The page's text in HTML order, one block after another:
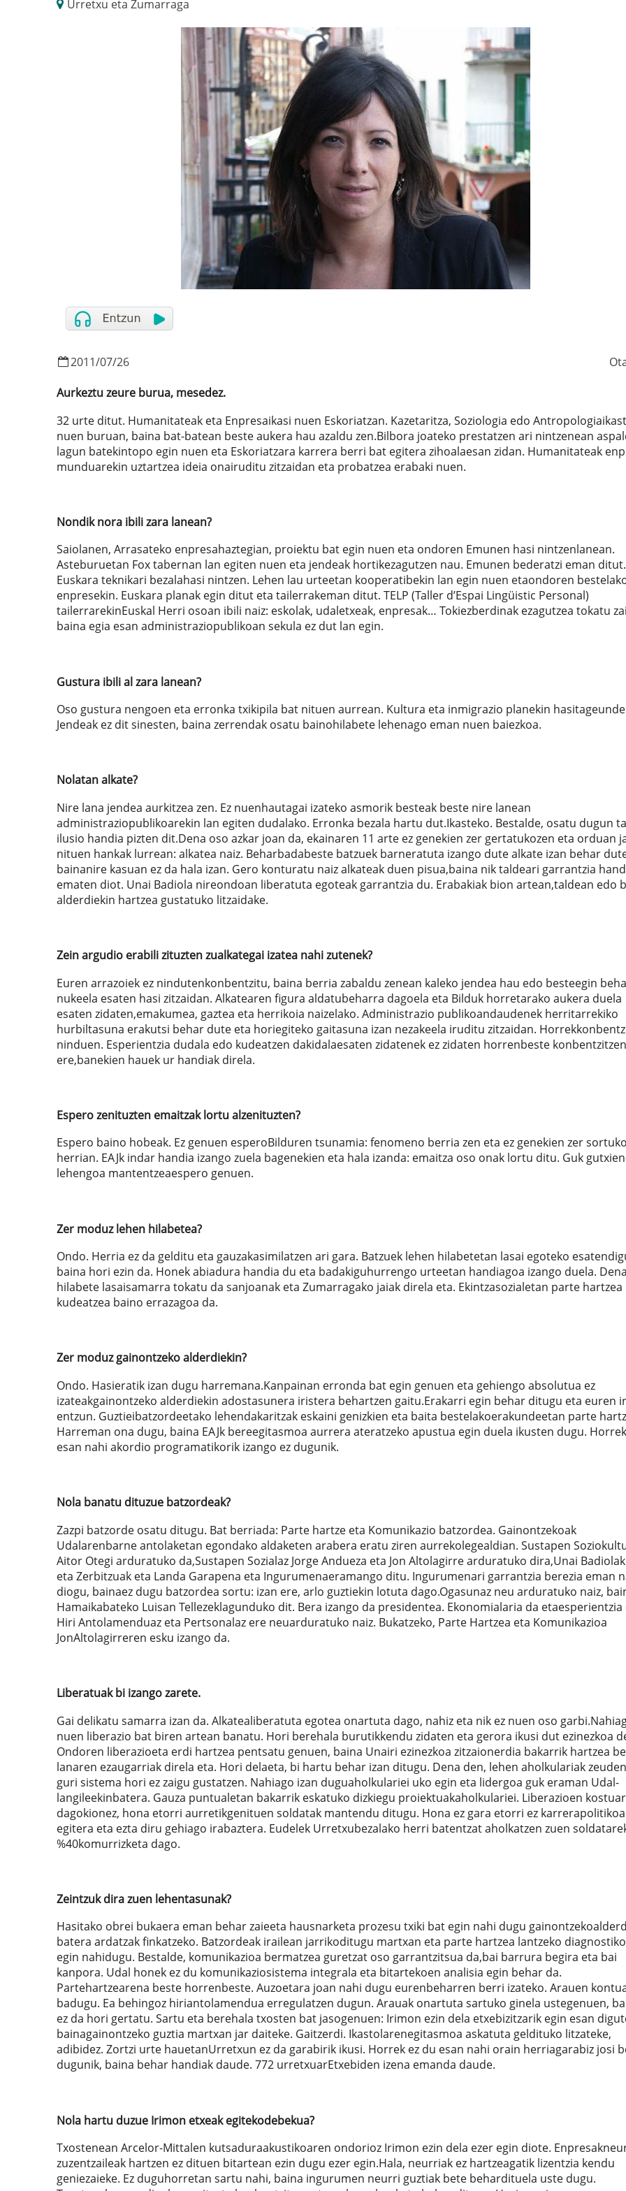
Urretxu eta Zumarraga
2011/07/26
Aurkeztu zeure burua, mesedez.
32 urte ditut. Humanitateak eta Enpresaikasi nuen Eskoriatzan. Kazetaritza, Soziologia edo
nuen buruan, baina bat-batean beste aukera hau azaldu zen.Bilbora joateko prestatzen ari nintzenean
lagun batekintopo egin nuen eta Eskoriatzara karrera berri bat egitera zihoalaesan zidan. Humanitateak
munduarekin uztartzea ideia onairuditu zitzaidan eta probatzea erabaki nuen.
Nondik nora ibili zara lanean?
Saiolanen, Arrasateko enpresahaztegian, proiektu bat egin nuen eta ondoren Emunen hasi nintzenlanean.
Asteburuetan Fox tabernan lan egiten nuen eta jendeak hortikezagutzen nau. Emunen bederatzi eman ditut.
Euskara teknikari bezalahasi nintzen. Lehen lau urteetan kooperatibekin lan egin nuen etaondoren
enpresekin. Euskara planak egin ditut eta tailerrakeman ditut. TELP (Taller d’Espai Lingüistic Personal)
tailerrarekinEuskal Herri osoan ibili naiz: eskolak, udaletxeak, enpresak… Tokiezberdinak ezagutzea tokatu
baina egia esan administraziopublikoan sekula ez dut lan egin.
Gustura ibili al zara lanean?
Oso gustura nengoen eta erronka txikipila bat nituen aurrean. Kultura eta inmigrazio planekin
Jendeak ez dit sinesten, baina zerrendak osatu bainohilabete lehenago eman nuen baiezkoa.
Nolatan alkate?
Nire lana jendea aurkitzea zen. Ez nuenhautagai izateko asmorik besteak beste nire lanean
administraziopublikoarekin lan egiten dudalako. Erronka bezala hartu dut.Ikasteko. Bestalde, osatu dugun
ilusio handia pizten dit.Dena oso azkar joan da, ekainaren 11 arte ez genekien zer gertatukozen eta orduan
nituen hankak lurrean: alkatea naiz. Beharbadabeste batzuek barneratuta izango dute alkate izan behar
bainanire kasuan ez da hala izan. Gero konturatu naiz alkateak duen pisua,baina nik taldeari garrantzia
ematen diot. Unai Badiola nireondoan liberatuta egoteak garrantzia du. Erabakiak bion artean,taldean edo
alderdiekin hartzea gustatuko litzaidake.
Zein argudio erabili zituzten zualkategai izatea nahi zutenek?
Euren arrazoiek ez nindutenkonbentzitu, baina berria zabaldu zenean kaleko jendea hau edo besteegin
nukeela esaten hasi zitzaidan. Alkatearen figura aldatubeharra dagoela eta Bilduk horretarako aukera duela
esaten zidaten,emakumea, gaztea eta herrikoia naizelako. Administrazio publikoandaudenek herritarrekiko
hurbiltasuna erakutsi behar dute eta horiegiteko gaitasuna izan nezakeela iruditu zitzaidan.
ninduen. Esperientzia dudala edo kudeatzen dakidalaesaten zidatenek ez zidaten horrenbeste
ere,banekien hauek ur handiak direla.
Espero zenituzten emaitzak lortu alzenituzten?
Espero baino hobeak. Ez genuen esperoBilduren tsunamia: fenomeno berria zen eta ez genekien zer
herrian. EAJk indar handia izango zuela bagenekien eta hala izanda: emaitza oso onak lortu ditu. Guk
lehengoa mantentzeaespero genuen.
Zer moduz lehen hilabetea?
Ondo. Herria ez da gelditu eta gauzakasimilatzen ari gara. Batzuek lehen hilabetetan lasai egoteko
baina hori ezin da. Honek abiadura handia du eta badakiguhurrengo urteetan handiagoa izango duela.
hilabete lasaisamarra tokatu da sanjoanak eta Zumarragako jaiak direla eta. Ekintzasozialetan parte hartzea
kudeatzea baino errazagoa da.
Zer moduz gainontzeko alderdiekin?
Ondo. Hasieratik izan dugu harremana.Kanpainan erronda bat egin genuen eta gehiengo absolutua ez
izateakgainontzeko alderdiekin adostasunera iristera behartzen gaitu.Erakarri egin behar ditugu eta euren
entzun. Guztieibatzordeetako lehendakaritzak eskaini genizkien eta baita bestelakoerakundeetan parte
Harreman ona dugu, baina EAJk bereegitasmoa aurrera ateratzeko apustua egin duela ikusten dugu.
esan nahi akordio programatikorik izango ez dugunik.
Nola banatu dituzue batzordeak?
Zazpi batzorde osatu ditugu. Bat berriada: Parte hartze eta Komunikazio batzordea. Gainontzekoak
Udalarenbarne antolaketan egondako aldaketen arabera eratu ziren aurrekolegealdian. Sustapen
Aitor Otegi arduratuko da,Sustapen Sozialaz Jorge Andueza eta Jon Altolagirre arduratuko dira,Unai
eta Zerbitzuak eta Landa Garapena eta Ingurumenaeramango ditu. Ingurumenari garrantzia berezia eman
diogu, bainaez dugu batzordea sortu: izan ere, arlo guztiekin lotuta dago.Ogasunaz neu arduratuko naiz,
Hamaikabateko Luisan Tellezeklagunduko dit. Bera izango da presidentea. Ekonomialaria da etaesperientzia
Hiri Antolamenduaz eta Pertsonalaz ere neuarduratuko naiz. Bukatzeko, Parte Hartzea eta Komunikazioa
JonAltolagirreren esku izango da.
Liberatuak bi izango zarete.
Gai delikatu samarra izan da. Alkatealiberatuta egotea onartuta dago, nahiz eta nik ez nuen oso
nuen liberazio bat biren artean banatu. Hori berehala burutikkendu zidaten eta gerora ikusi dut ezinezkoa
Ondoren liberazioeta erdi hartzea pentsatu genuen, baina Unairi ezinezkoa zitzaionerdia bakarrik hartzea
lanaren ezaugarriak direla eta. Hori delaeta, bi hartu behar izan ditugu. Dena den, lehen aholkulariak
guri sistema hori ez zaigu gustatzen. Nahiago izan duguaholkulariei uko egin eta lidergoa guk eraman Udal-
langileekinbatera. Gauza puntualetan bakarrik eskatuko dizkiegu proiektuakaholkulariei. Liberazioen
dagokionez, hona etorri aurretikgenituen soldatak mantendu ditugu. Hona ez gara etorri ez karrerapolitikoa
egitera eta ezta diru gehiago irabaztera. Eudelek Urretxubezalako herri batentzat aholkatzen zuen
%40komurrizketa dago.
Zeintzuk dira zuen lehentasunak?
Hasitako obrei bukaera eman behar zaieeta hausnarketa prozesu txiki bat egin nahi dugu
batera ardatzak finkatzeko. Batzordeak irailean jarrikoditugu martxan eta parte hartzea lantzeko
egin nahidugu. Bestalde, komunikazioa bermatzea guretzat oso garrantzitsua da,bai barrura begira eta bai
kanpora. Udal honek ez du komunikaziosistema integrala eta bitartekoen analisia egin behar da.
Partehartzearena beste horrenbeste. Auzoetara joan nahi dugu eurenbeharren berri izateko. Arauen
badugu. Ea behingoz hiriantolamendua erregulatzen dugun. Arauak onartuta sartuko ginela ustegenuen,
ez da hori gertatu. Sartu eta berehala txosten bat jasogenuen: Irimon ezin dela etxebizitzarik egin esan
bainagainontzeko guztia martxan jar daiteke. Gaitzerdi. Ikastolarenegitasmoa askatuta geldituko litzateke,
adibidez. Zortzi urte hauetanUrretxun ez da garabirik ikusi. Horrek ez du esan nahi orain herriagarabiz josi
dugunik, baina behar handiak daude. 772 urretxuarEtxebiden izena emanda daude.
Nola hartu duzue Irimon etxeak egitekodebekua?
Txostenean Arcelor-Mittalen kutsaduraakustikoaren ondorioz Irimon ezin dela ezer egin diote.
zuzentzaileak hartzen ez dituen bitartean ezin dugu ezer egin.Hala, neurriak ez hartzeagatik lizentzia kendu
geniezaieke. Ez duguhorretan sartu nahi, baina ingurumen neurri guztiak bete behardituela uste dugu.